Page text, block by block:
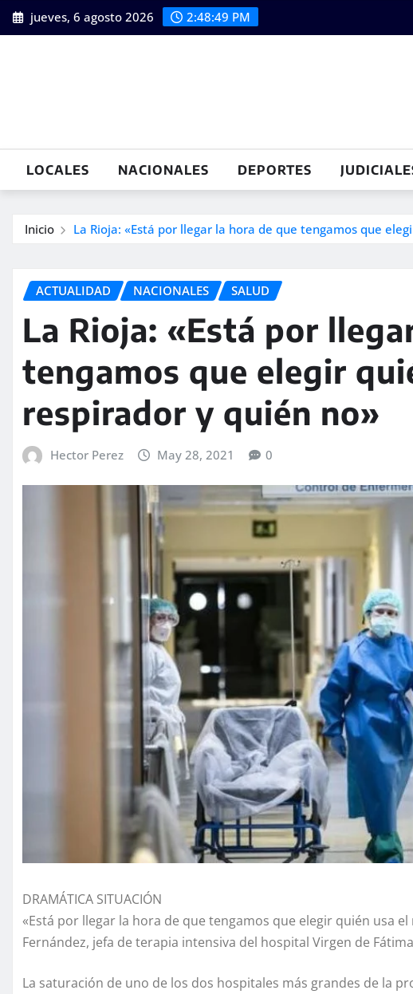
Saltar
al
jueves, 6 agosto 2026 2:48:50 PM
LOCALES NACIONALES DEPORTES
Inicio La Rioja: «Está por llegar la hora de que tengamos que
ACTUALIDAD NACIONALES SALUD
La Rioja: «Está por
tengamos que elegir
respirador y quién no»
Hector Perez May 28, 2021 0
DRAMÁTICA SITUACIÓN
«Está por llegar la hora de que tengamos que elegir quién usa
Fernández, jefa de terapia intensiva del hospital Virgen de
La saturación de uno de los dos hospitales más grandes de la